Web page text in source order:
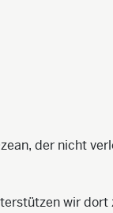
der nicht
wir dort